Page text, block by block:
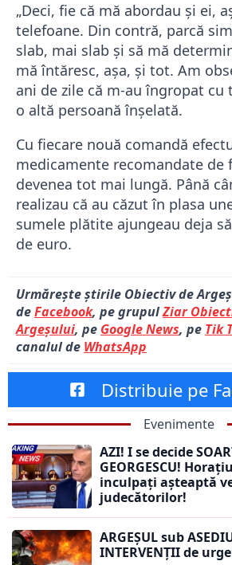
„Deci, fie că mă abordau și ei,
telefoane. Din contră, parcă
slab, mai slab și să mă
mă întăresc, așa, și tot. Am
ani de zile că m-au îngropat cu
o altă persoană înșelată.
Cu fiecare nouă comandă
medicamente recomandate de
devenea tot mai lungă. Până
realizau că au căzut în plasa
sumele plătite ajungeau deja
de euro.
Urmărește știrile Obiectiv de
deFacebook, pe grupulZiar
Argeșului, pe Google News, pe Tik
canalul de WhatsApp
Distribuie pe
Evenimente
AZI! I se decide
GEORGESCU!
inculpați așteaptă
judecătorilor!
ARGEȘUL sub
INTERVENȚII de